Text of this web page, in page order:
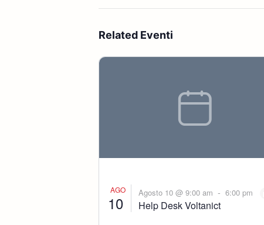
Related Eventi
AGO
10
Agosto 10 @ 9:00 am - 6:00 pm
Help Desk Voltanict